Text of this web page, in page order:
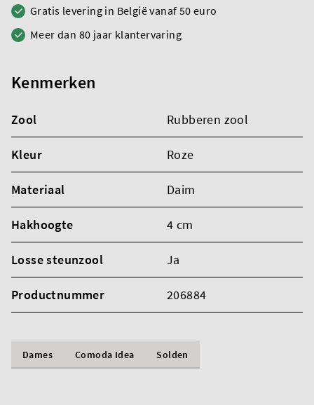
Gratis levering in België vanaf 50 euro
Meer dan 80 jaar klantervaring
Kenmerken
Zool Rubberen zool
Kleur Roze
Materiaal Daim
Hakhoogte 4 cm
Losse steunzool Ja
Productnummer 206884
Dames Comoda Idea Solden